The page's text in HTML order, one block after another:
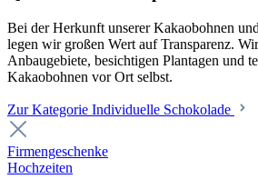
Bei der Herkunft unserer Kakaobohnen
legen wir großen Wert auf Transparenz.
Anbaugebiete, besichtigen Plantagen und
Kakaobohnen vor Ort selbst.
Zur Kategorie Individuelle Schokolade
Firmengeschenke
Hochzeiten